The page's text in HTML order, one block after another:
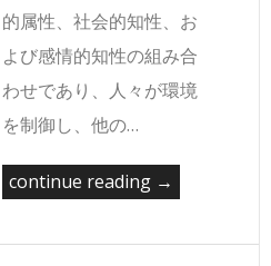
的属性、社会的知性、お
よび感情的知性の組み合
わせであり、人々が環境
を制御し、他の…
continue reading →